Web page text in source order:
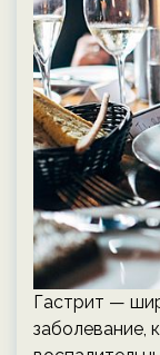
Гастрит —
заболевание,